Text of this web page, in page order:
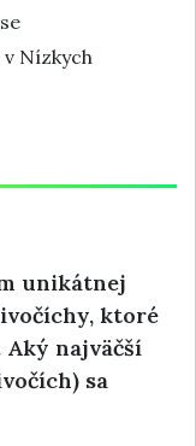
Nízkych
unikátnej
ktoré
Aký najväčší
sa